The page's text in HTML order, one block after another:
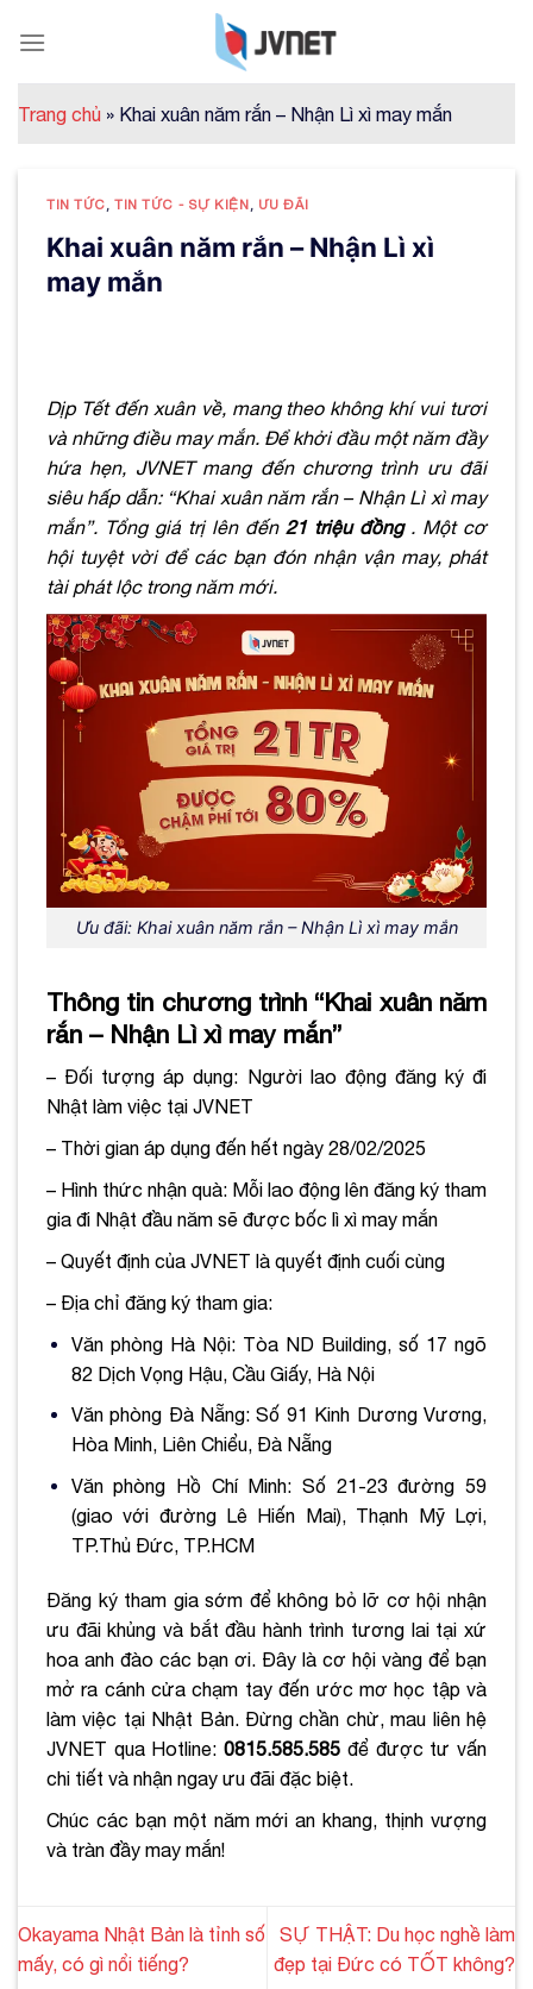
Trang chủ » Khai xuân năm rắn – Nhận Lì xì may mắn
TIN TỨC ,TIN TỨC - SỰ KIỆN ƯU ĐÃI
Khai xuân năm rắn – Nhận Lì xì
may mắn
Dịp Tết đến xuân về, mang theo không khí vui tươi
và những điều may mắn. Để khởi đầu một năm đầy
hứa hẹn, JVNET mang đến chương trình ưu đãi
siêu hấp dẫn: “Khai xuân năm rắn – Nhận Lì xì may
mắn”. Tổng giá trị lên đến 21 triệu đồng. Một cơ
hội tuyệt vời để các bạn đón nhận vận may, phát
tài phát lộc trong năm mới.
Ưu đãi: Khai xuân năm rắn – Nhận Lì xì may mắn
Thông tin chương trình “Khai xuân năm
rắn – Nhận Lì xì may mắn”
– Đối tượng áp dụng: Người lao động đăng ký đi
Nhật làm việc tại JVNET
– Thời gian áp dụng đến hết ngày 28/02/2025
– Hình thức nhận quà: Mỗi lao động lên đăng ký tham
gia đi Nhật đầu năm sẽ được bốc lì xì may mắn
– Quyết định của JVNET là quyết định cuối cùng
– Địa chỉ đăng ký tham gia:
Văn phòng Hà Nội: Tòa ND Building, số 17 ngõ
82 Dịch Vọng Hậu, Cầu Giấy, Hà Nội
Văn phòng Đà Nẵng: Số 91 Kinh Dương Vương,
Hòa Minh, Liên Chiểu, Đà Nẵng
Văn phòng Hồ Chí Minh: Số 21-23 đường 59
(giao với đường Lê Hiến Mai), Thạnh Mỹ Lợi,
TP.Thủ Đức, TP.HCM
Đăng ký tham gia sớm để không bỏ lỡ cơ hội nhận
ưu đãi khủng và bắt đầu hành trình tương lai tại xứ
hoa anh đào các bạn ơi. Đây là cơ hội vàng để bạn
mở ra cánh cửa chạm tay đến ước mơ học tập và
làm việc tại Nhật Bản. Đừng chần chừ, mau liên hệ
JVNET qua Hotline:0815.585.585 để được tư vấn
chi tiết và nhận ngay ưu đãi đặc biệt.
Chúc các bạn một năm mới an khang, thịnh vượng
và tràn đầy may mắn!
Okayama Nhật Bản là tỉnh số
mấy, có gì nổi tiếng?
SỰ THẬT: Du học nghề làm
đẹp tại Đức có TỐT không?